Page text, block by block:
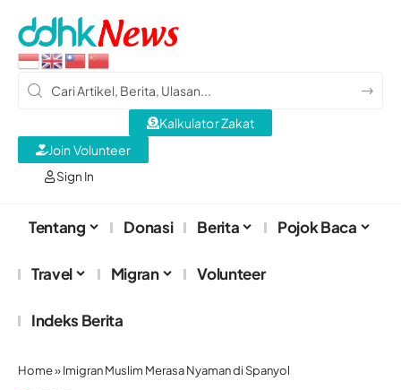
Sign In
Kalkulator Zakat
Join Volunteer
Tentang Donasi Berita Pojok Baca
Travel Migran Volunteer
Indeks Berita
Home»Imigran Muslim Merasa Nyaman di Spanyol